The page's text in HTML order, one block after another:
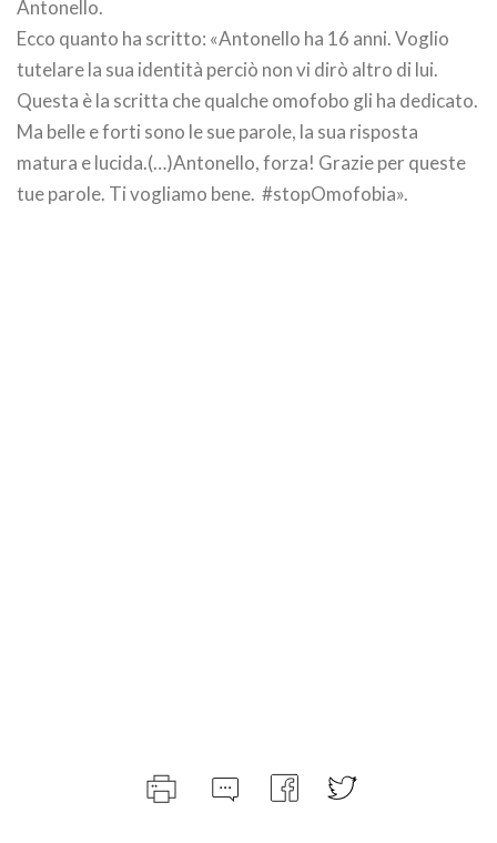
Antonello.
Ecco quanto ha scritto: «Antonello ha 16 anni. Voglio
tutelare la sua identità perciò non vi dirò altro di lui.
Questa è la scritta che qualche omofobo gli ha dedicato.
Ma belle e forti sono le sue parole, la sua risposta
matura e lucida.(…)Antonello, forza! Grazie per queste
tue parole. Ti vogliamo bene. #stopOmofobia».